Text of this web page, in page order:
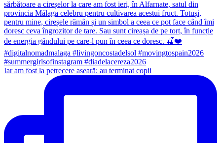
Iar am fost la petrecere aseară: au terminat copii